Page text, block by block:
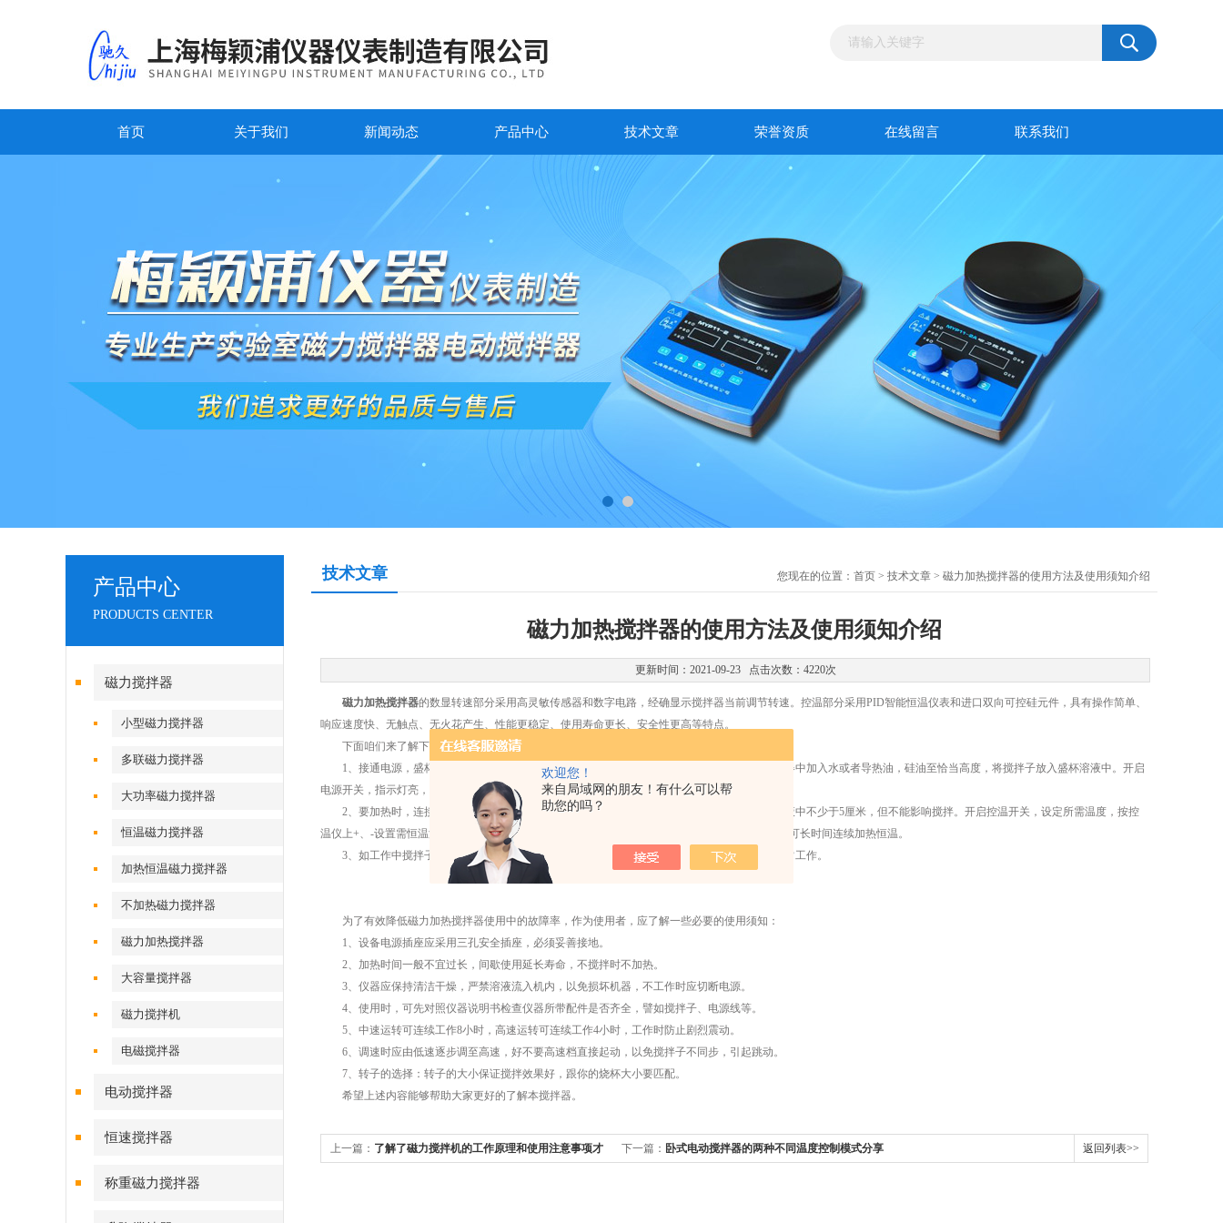
欢迎您！
来自局域网的朋友！有什么可以帮
助您的吗？
首页 关于我们 新闻动态 产品中心 技术文章 荣誉资质 在线留言 联系我们
产品中心
PRODUCTS CENTER
磁力搅拌器
小型磁力搅拌器
多联磁力搅拌器
大功率磁力搅拌器
恒温磁力搅拌器
加热恒温磁力搅拌器
不加热磁力搅拌器
磁力加热搅拌器
大容量搅拌器
磁力搅拌机
电磁搅拌器
电动搅拌器
恒速搅拌器
称重磁力搅拌器
技术文章 您现在的位置： 首页 > 技术文章 > 磁力加热搅拌器的使用方法及使用须知介绍
磁力加热搅拌器的使用方法及使用须知介绍
更新时间：2021-09-23 点击次数：4220次
磁力加热搅拌器的数显转速部分采用高灵敏传感器和数字电路，经确显示搅拌器当前调节转速。控温部分采用PID智能恒温仪表和进口双向可控硅元件，具有操作简单、
响应速度快、无触点、无火花产生、性能更稳定、使用寿命更长、安全性更高等特点。
下面咱们来了解下磁力加热搅拌器的使用方法：
1、接通电源，盛杯准备就绪，打开不锈钢容器盖，将盛杯放置不锈钢容器中间，往不锈钢容器中加入水或者导热油，硅油至恰当高度，将搅拌子放入盛杯溶液中。开启
电源开关，指示灯亮，将调速电位器按顺时针方向旋转，搅拌转速由慢到快，调节到要求转速为止。
2、要加热时，连接温度传感器探头，将探头夹在支架上，移动支架使温度传感器探头插入溶液中不少于5厘米，但不能影响搅拌。开启控温开关，设定所需温度，按控
温仪上+、-设置需恒温温度，表头数字显示数值为盛杯中实际温度，加热停止，自动恒温，该仪器可长时间连续加热恒温。
3、如工作中搅拌子出现跳子现象，请关闭电源后重新开启，速度由慢到快，调节便可恢复正常工作。
为了有效降低磁力加热搅拌器使用中的故障率，作为使用者，应了解一些必要的使用须知：
1、设备电源插座应采用三孔安全插座，必须妥善接地。
2、加热时间一般不宜过长，间歇使用延长寿命，不搅拌时不加热。
3、仪器应保持清洁干燥，严禁溶液流入机内，以免损坏机器，不工作时应切断电源。
4、使用时，可先对照仪器说明书检查仪器所带配件是否齐全，譬如搅拌子、电源线等。
5、中速运转可连续工作8小时，高速运转可连续工作4小时，工作时防止剧烈震动。
6、调速时应由低速逐步调至高速，好不要高速档直接起动，以免搅拌子不同步，引起跳动。
7、转子的选择：转子的大小保证搅拌效果好，跟你的烧杯大小要匹配。
希望上述内容能够帮助大家更好的了解本搅拌器。
上一篇： 了解了磁力搅拌机的工作原理和使用注意事项才 下一篇： 卧式电动搅拌器的两种不同温度控制模式分享 返回列表>>